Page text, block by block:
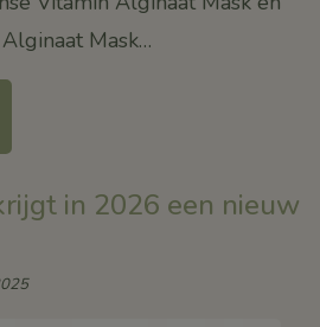
Mask…
in 2026 een nieuw